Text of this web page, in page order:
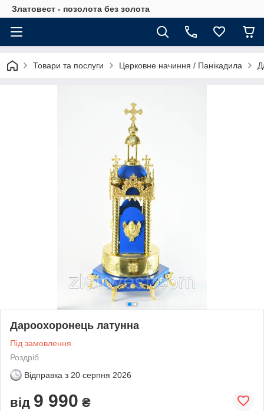
Златовест - позолота без золота
Товари та послуги Церковне начиння / Панікадила
Дароохоронець латунна
Під замовлення
Роздріб
Відправка з 20 серпня 2026
від 9 990 ₴